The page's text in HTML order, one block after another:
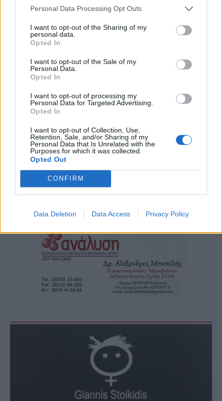
Personal Data Processing Opt Outs
I want to opt-out of the Sharing of my
personal data.
Opted In
I want to opt-out of the Sale of my
Personal Data.
Opted In
I want to opt-out of processing my
Personal Data for Targeted Advertising.
Opted In
I want to opt-out of Collection, Use,
Retention, Sale, and/or Sharing of my
Personal Data that Is Unrelated with the
Purposes for which it was collected.
Opted Out
CONFIRM
Data Deletion Data Access Privacy Policy